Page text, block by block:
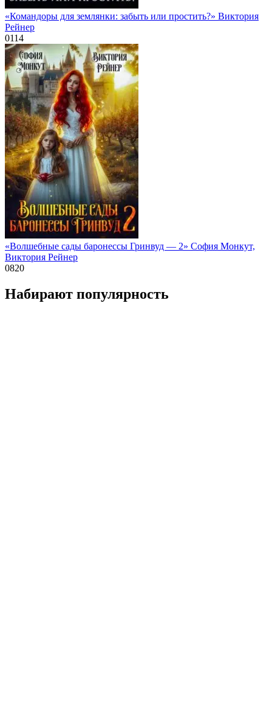
«Командоры для землянки: забыть или простить?» Виктория
Рейнер
0114
«Волшебные сады баронессы Гринвуд — 2» София Монкут,
Виктория Рейнер
0820
Набирают популярность